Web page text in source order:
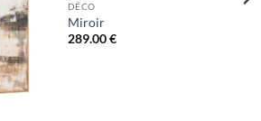
DÉCO
Miroir
289.00€